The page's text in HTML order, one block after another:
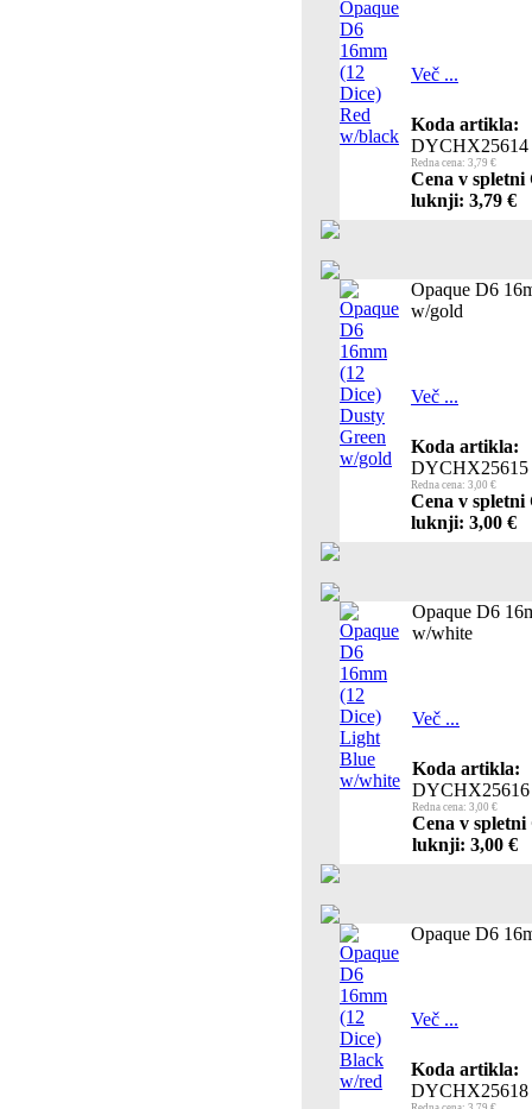
Več ...
Koda artikla:
DYCHX25614
Redna cena: 3,79 €
Cena v
luknji: 3,79 €
Opaque D6
w/gold
Več ...
Koda artikla:
DYCHX25615
Redna cena: 3,00 €
Cena v
luknji: 3,00 €
Opaque D6
w/white
Več ...
Koda artikla:
DYCHX25616
Redna cena: 3,00 €
Cena v
luknji: 3,00 €
Opaque D6
Več ...
Koda artikla:
DYCHX25618